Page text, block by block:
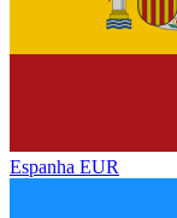
Espanha EUR